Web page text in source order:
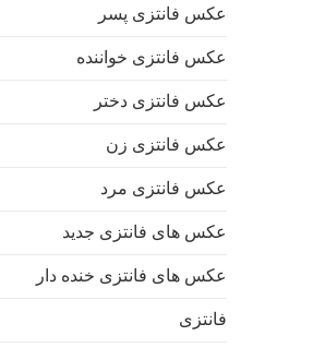
عکس فانتزی پسر
عکس فانتزی خواننده
عکس فانتزی دختر
عکس فانتزی زن
عکس فانتزی مرد
عکس های فانتزی جدید
عکس های فانتزی خنده دار
فانتزی